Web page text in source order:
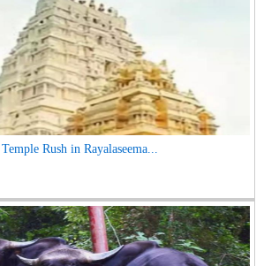
Rush in Rayalaseema...